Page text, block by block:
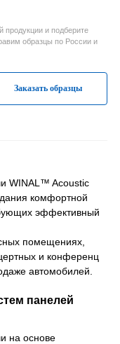
и подберите
образцы по России и
Заказать образцы
WINAL™ Acoustic
комфортной
эффективный
помещениях,
и конференц
автомобилей.
панелей
на основе